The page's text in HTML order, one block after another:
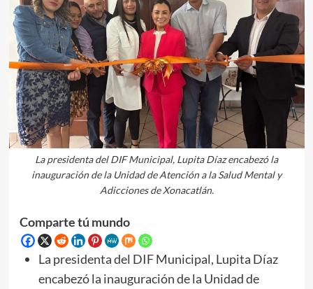
La presidenta del DIF Municipal, Lupita Díaz encabezó la
inauguración de la Unidad de Atención a la Salud Mental y
Adicciones de Xonacatlán.
Comparte tú mundo
La presidenta del DIF Municipal, Lupita Díaz
encabezó la inauguración de la Unidad de